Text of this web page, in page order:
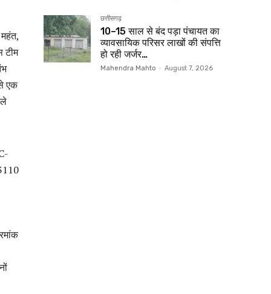
टीम
एक
छत्तीसगढ़
10–15 साल से बंद पड़ा पंचायत का
व्यावसायिक परिसर लाखों की संपत्ति
हो रही जर्जर…
Mahendra Mahto - August 7, 2026